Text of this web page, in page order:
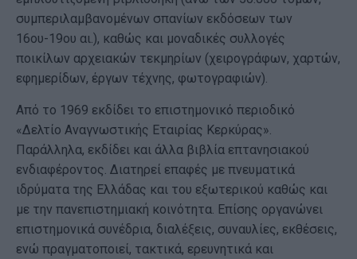
συμπεριλαμβανομένων σπανίων εκδόσεων των
16ου-19ου αι.), καθώς και μοναδικές συλλογές
ποικίλων αρχειακών τεκμηρίων (χειρογράφων, χαρτών,
εφημερίδων, έργων τέχνης, φωτογραφιών).
Από το 1969 εκδίδει το επιστημονικό περιοδικό
«Δελτίο Αναγνωστικής Εταιρίας Κερκύρας».
Παράλληλα, εκδίδει και άλλα βιβλία επτανησιακού
ενδιαφέροντος. Διατηρεί επαφές με πνευματικά
ιδρύματα της Ελλάδας και του εξωτερικού καθώς και
με την πανεπιστημιακή κοινότητα. Επίσης οργανώνει
επιστημονικά συνέδρια, διαλέξεις, συναυλίες, εκθέσεις,
ενώ πραγματοποιεί, τακτικά, ερευνητικά και